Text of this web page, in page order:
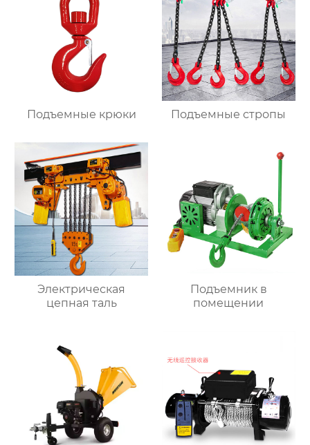
Подъемные крюки Подъемные стропы
Электрическая
цепная таль
Подъемник в
помещении